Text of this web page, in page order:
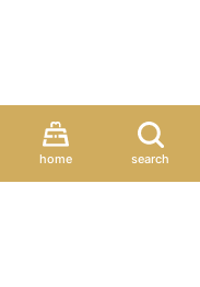
home search